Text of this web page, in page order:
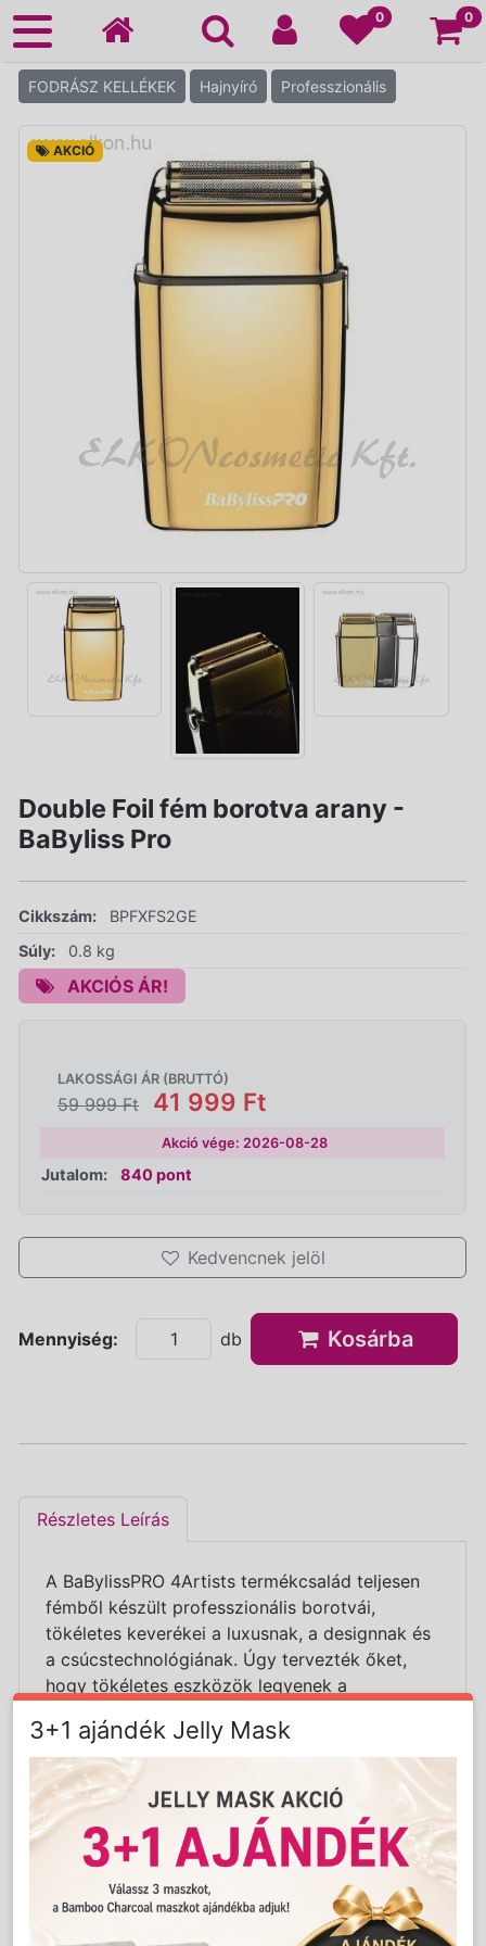
0 0
FODRÁSZ KELLÉKEK Hajnyíró Professzionális
AKCIÓ
Double Foil fém borotva arany -
BaByliss Pro
Cikkszám:
BPFXFS2GE
Súly:
0.8 kg
AKCIÓS ÁR!
LAKOSSÁGI ÁR (BRUTTÓ)
59 999 Ft 41 999 Ft
Akció vége: 2026-08-28
Jutalom: 840 pont
Kedvencnek jelöl
Mennyiség: db Kosárba
Részletes Leírás
A BaBylissPRO 4Artists termékcsalád teljesen
fémből készült professzionális borotvái,
tökéletes keverékei a luxusnak, a designnak és
a csúcstechnológiának. Úgy tervezték őket,
hogy tökéletes eszközök legyenek a
Tiszta és pontos eredményt nyújtanak.
Az arany színű BPFXFS2GE rendkívül precíz
borotválkozást biztosít, anélkül, hogy irritálná a
bőrt. Használata kényelmes az ergonomikus
kialakításának köszönhetően.
Teljes fém borítása elegáns és ellenálló. A
borotvafej egység nagyon könnyen
eltávolítható a rendszeres karbantartás
3+1 ajándék Jelly Mask